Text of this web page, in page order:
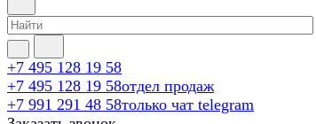
+7 495 128 19 58
+7 495 128 19 58отдел продаж
+7 991 291 48 58только чат telegram